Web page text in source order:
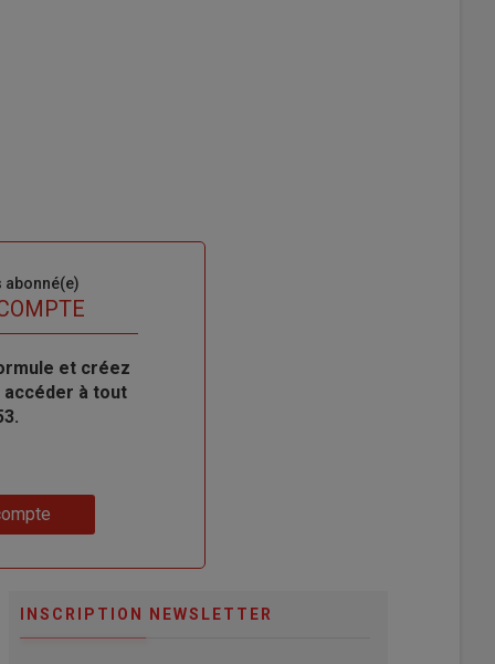
abonné(e)
et créez
à tout
INSCRIPTION NEWSLETTER